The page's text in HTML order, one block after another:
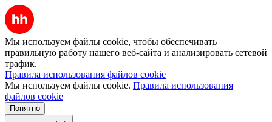
Мы используем файлы cookie, чтобы обеспечивать
правильную работу нашего веб-сайта и анализировать сетевой
трафик.
Правила использования файлов cookie
Мы используем файлы cookie. Правила использования
файлов cookie
Понятно